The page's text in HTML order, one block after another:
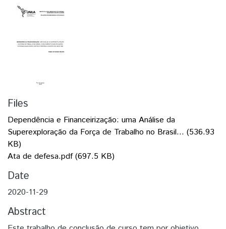
Files
Dependência e Financeirização: uma Análise da
Superexploração da Força de Trabalho no Brasil... (536.93
KB)
Ata de defesa.pdf(697.5 KB)
Date
2020-11-29
Abstract